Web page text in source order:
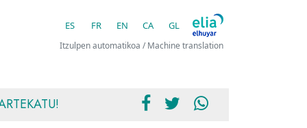
ES FR EN CA GL
Itzulpen automatikoa / Machine translation